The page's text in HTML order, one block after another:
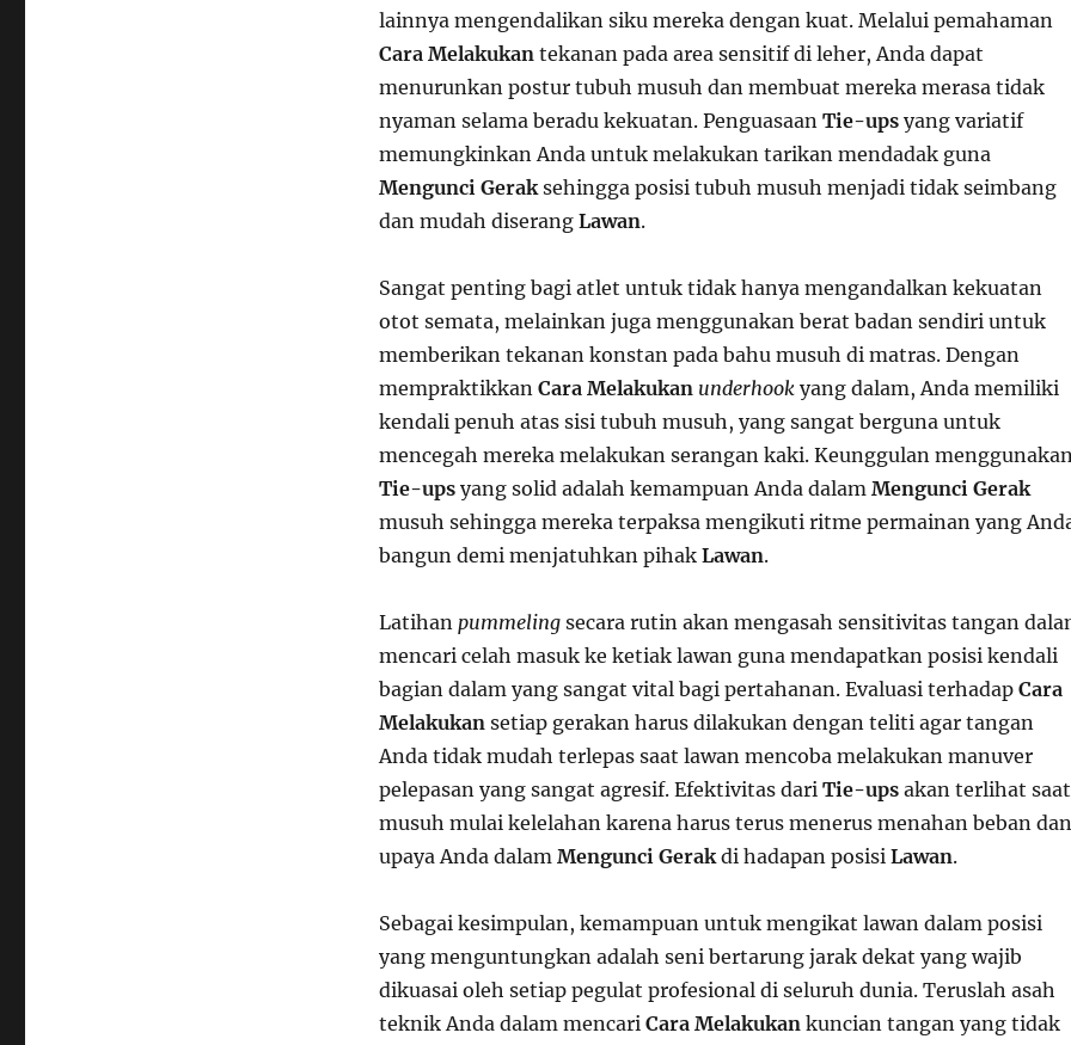
lainnya mengendalikan siku mereka dengan kuat. Melalui pemahaman
Cara Melakukantekanan pada area sensitif di leher, Anda dapat
menurunkan postur tubuh musuh dan membuat mereka merasa tidak
nyaman selama beradu kekuatan. Penguasaan Tie-upsyang variatif
memungkinkan Anda untuk melakukan tarikan mendadak guna
Mengunci Geraksehingga posisi tubuh musuh menjadi tidak seimbang
dan mudah diserang Lawan.
Sangat penting bagi atlet untuk tidak hanya mengandalkan kekuatan
otot semata, melainkan juga menggunakan berat badan sendiri untuk
memberikan tekanan konstan pada bahu musuh di matras. Dengan
mempraktikkan Cara Melakukan underhookyang dalam, Anda memiliki
kendali penuh atas sisi tubuh musuh, yang sangat berguna untuk
mencegah mereka melakukan serangan kaki. Keunggulan
Tie-upsyang solid adalah kemampuan Anda dalam Mengunci Gerak
musuh sehingga mereka terpaksa mengikuti ritme permainan yang
bangun demi menjatuhkan pihak Lawan.
Latihan pummelingsecara rutin akan mengasah sensitivitas tangan
mencari celah masuk ke ketiak lawan guna mendapatkan posisi kendali
bagian dalam yang sangat vital bagi pertahanan. Evaluasi terhadap Cara
Melakukansetiap gerakan harus dilakukan dengan teliti agar tangan
Anda tidak mudah terlepas saat lawan mencoba melakukan manuver
pelepasan yang sangat agresif. Efektivitas dari Tie-upsakan terlihat saat
musuh mulai kelelahan karena harus terus menerus menahan beban dan
upaya Anda dalam Mengunci Gerakdi hadapan posisi Lawan.
Sebagai kesimpulan, kemampuan untuk mengikat lawan dalam posisi
yang menguntungkan adalah seni bertarung jarak dekat yang wajib
dikuasai oleh setiap pegulat profesional di seluruh dunia. Teruslah asah
teknik Anda dalam mencari Cara Melakukankuncian tangan yang tidak